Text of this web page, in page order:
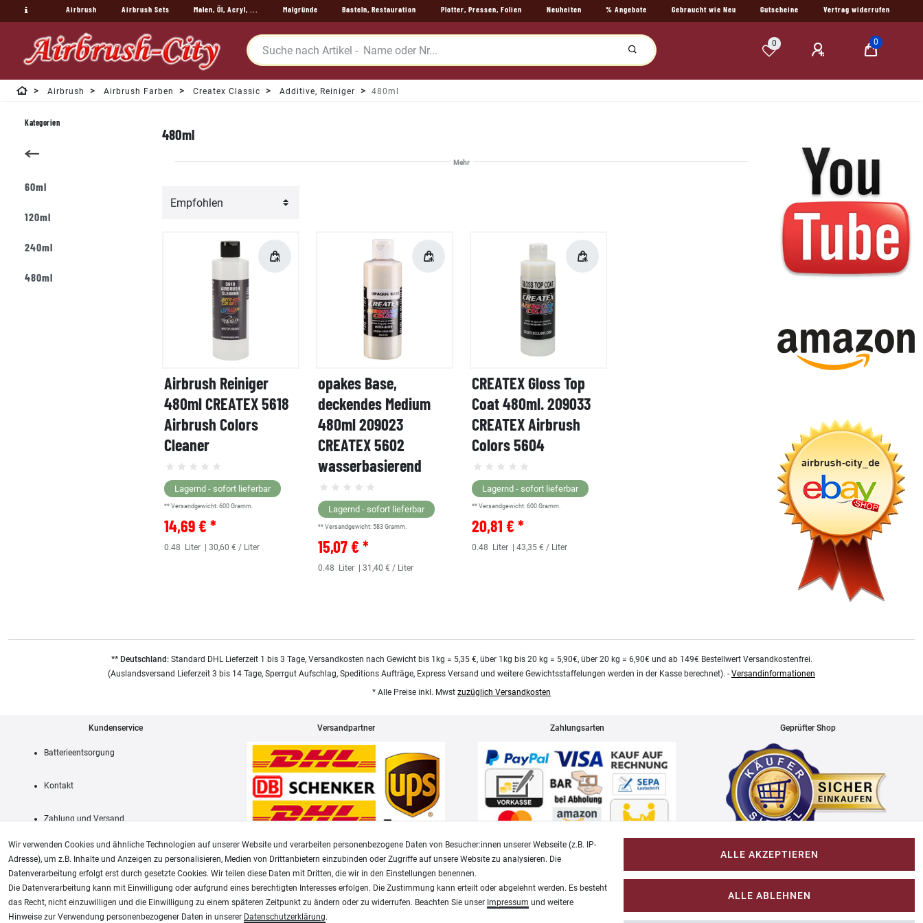
Airbrush Airbrush Sets Malen, Öl, Acryl, ... Malgründe Basteln, Restauration Plotter, Pressen, Folien Neuheiten % Angebote Gebraucht wie Neu Gutscheine Vertrag widerrufen
0 0
Airbrush Airbrush Farben Createx Classic Additive, Reiniger 480ml
480ml
Airbrush Reiniger
480ml CREATEX 5618
Airbrush Colors
Cleaner
Lagernd - sofort lieferbar
** Versandgewicht: 600 Gramm.
14,69 € *
0.48 Liter | 30,60 € / Liter
opakes Base,
deckendes Medium
480ml 209023
CREATEX 5602
wasserbasierend
Lagernd - sofort lieferbar
** Versandgewicht: 583 Gramm.
15,07 € *
0.48 Liter | 31,40 € / Liter
CREATEX Gloss Top
Coat 480ml. 209033
CREATEX Airbrush
Colors 5604
Lagernd - sofort lieferbar
** Versandgewicht: 600 Gramm.
20,81 € *
0.48 Liter | 43,35 € / Liter
Kategorien
60ml
120ml
240ml
480ml
** Deutschland:Standard DHL Lieferzeit 1 bis 3 Tage, Versandkosten nach Gewicht bis 1kg = 5,35 €, über 1kg bis 20 kg = 5,90€, über 20 kg = 6,90€ und ab 149€ Bestellwert Versandkostenfrei.
(Auslandsversand Lieferzeit 3 bis 14 Tage, Sperrgut Aufschlag, Speditions Aufträge, Express Versand und weitere Gewichtsstaffelungen werden in der Kasse berechnet). - Versandinformationen
* Alle Preise inkl. Mwst zuzüglich Versandkosten
Kundenservice
Batterieentsorgung
Kontakt
Zahlung und Versand
Versandpartner Zahlungsarten Geprüfter Shop
AGB Widerrufsrecht
Unsere weiteren Shops:
Wir verwenden Cookies und ähnliche Technologien auf unserer Website und verarbeiten personenbezogene Daten von Besucher:innen unserer Webseite (z.B. IP-
Adresse), um z.B. Inhalte und Anzeigen zu personalisieren, Medien von Drittanbietern einzubinden oder Zugriffe auf unsere Website zu analysieren. Die
Datenverarbeitung erfolgt erst durch gesetzte Cookies. Wir teilen diese Daten mit Dritten, die wir in den Einstellungen benennen.
Die Datenverarbeitung kann mit Einwilligung oder aufgrund eines berechtigten Interesses erfolgen. Die Zustimmung kann erteilt oder abgelehnt werden. Es besteht
das Recht, nicht einzuwilligen und die Einwilligung zu einem späteren Zeitpunkt zu ändern oder zu widerrufen. Beachten Sie unser Impressum und weitere
Hinweise zur Verwendung personenbezogener Daten in unserer Daten­schutz­erklärung.
ALLE AKZEPTIEREN
ALLE ABLEHNEN